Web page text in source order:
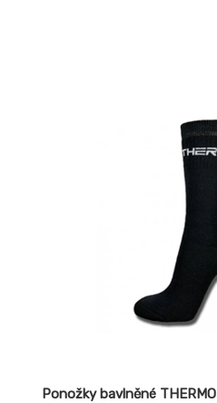
Ponožky bavlněné THERMO